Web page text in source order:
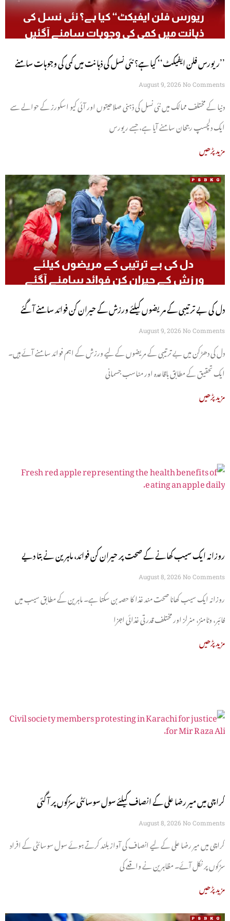
’’ریورس فلن ایفیکٹ‘‘ کیا ہے؟ نئی نسل کی ذہانت میں کمی کی وجوہات سامنے
آگئیں
August 9, 2026 No Comments
دنیا کے مختلف ممالک میں نئی نسل کی ذہنی صلاحیتوں اور آئی کیو اسکورز کے حوالے سے
ایک دلچسپ رجحان سامنے آیا ہے، جسے ریورس
مزید پڑھیں
دل کی بے ترتیبی کے مریضوں کیلئے ورزش کے حیران کن فوائد سامنے آگئے
August 9, 2026 No Comments
دل کی دھڑکن میں بے ترتیبی کے مریضوں کے لیے ورزش کے اہم فوائد سامنے آئے ہیں۔
ایک تحقیق کے مطابق باقاعدہ اور مناسب جسمانی
مزید پڑھیں
روزانہ ایک سیب کھانے کے صحت پر حیران کن فوائد، ماہرین نے بتا دیے
August 8, 2026 No Comments
روزانہ ایک سیب کھانا صحت مند غذا کا حصہ بن سکتا ہے۔ ماہرین کے مطابق سیب میں
فائبر، وٹامنز، منرلز اور مختلف قدرتی غذائی اجزا
مزید پڑھیں
کراچی میں میر رضا علی کے انصاف کیلئے سول سوسائٹی سڑکوں پر آ گئی
August 8, 2026 No Comments
کراچی میں میر رضا علی کے لیے انصاف کی آواز بلند کرتے ہوئے سول سوسائٹی کے افراد
سڑکوں پر نکل آئے۔ مظاہرین نے واقعے کی
مزید پڑھیں